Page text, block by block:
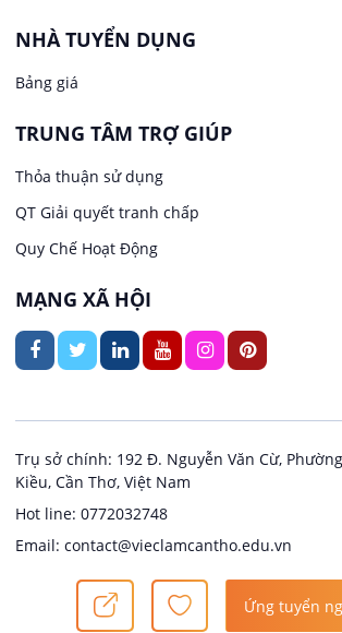
Ứng tuyển
Lễ tân
May mặc
Ngân hàng
Nhà hàng / Khách sạn
Thủy Sản
Quản lý chất lượng (QA/QC)
Tài chính / Đầu tư
Việc làm tại Phước Thới
Việc làm tại Thới Long
Việc làm tại Trung Nhất
Việc làm tại Thuận Hưng
Việc làm tại Vị Thanh
Việc làm tại Long Phú 1
Việc làm tại Đại Thành
Việc làm tại Ngã Bảy
NHÀ TUYỂN DỤNG
Bảng giá
TRUNG TÂM TRỢ GIÚP
Thỏa thuận sử dụng
QT Giải quyết tranh chấp
Quy Chế Hoạt Động
MẠNG XÃ HỘI
Trụ sở chính: 192 Đ. Nguyễn Văn Cừ,
Kiều, Cần Thơ, Việt Nam
Hot line: 0772032748
Email: contact@vieclamcantho.edu.vn
Copyright @ 2024
Việc làm Cần Thơ